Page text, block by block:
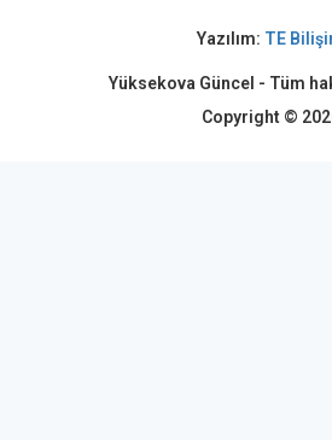
Yazılım: TE
Yüksekova Güncel - Tüm
Copyright ©